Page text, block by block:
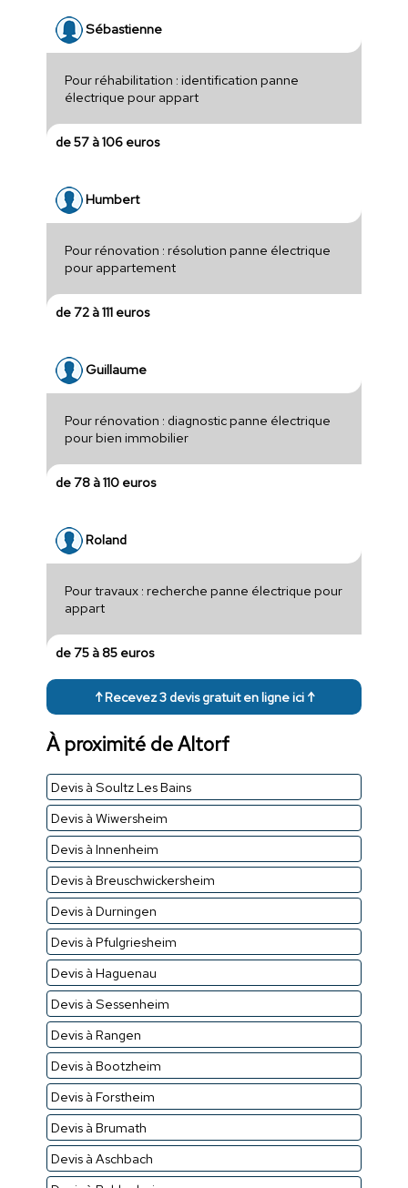
Sébastienne
Pour réhabilitation : identification panne
électrique pour appart
de 57 à 106 euros
Humbert
Pour rénovation : résolution panne électrique
pour appartement
de 72 à 111 euros
Guillaume
Pour rénovation : diagnostic panne électrique
pour bien immobilier
de 78 à 110 euros
Roland
Pour travaux : recherche panne électrique pour
appart
de 75 à 85 euros
↑ Recevez 3 devis gratuit en ligne ici ↑
À proximité de Altorf
Devis à Soultz Les Bains
Devis à Wiwersheim
Devis à Innenheim
Devis à Breuschwickersheim
Devis à Durningen
Devis à Pfulgriesheim
Devis à Haguenau
Devis à Sessenheim
Devis à Rangen
Devis à Bootzheim
Devis à Forstheim
Devis à Brumath
Devis à Aschbach